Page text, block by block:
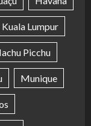
Kuala Lumpur
Picchu
Munique